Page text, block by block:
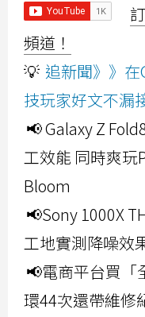
頻道！
💡 追新聞》》
技玩家好文不漏
📢 Galaxy Z
工效能 同時爽玩
Bloom
📢Sony 1000X
工地實測降噪效
📢電商平台買「
環44次還帶維修